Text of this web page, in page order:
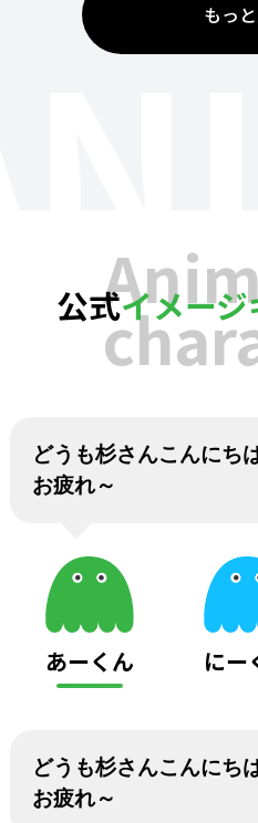
もっ
公式イメー
どうも杉さんこんにち
お疲れ～
あーくん にー
どうも杉さんこんにち
お疲れ～